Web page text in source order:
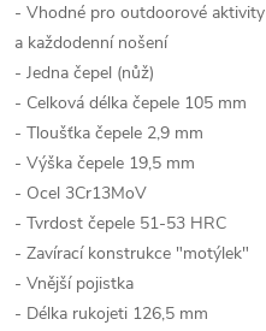
- Vhodné pro outdoorové aktivity
a každodenní nošení
- Jedna čepel (nůž)
- Celková délka čepele 105 mm
- Tloušťka čepele 2,9 mm
- Výška čepele 19,5 mm
- Ocel 3Cr13MoV
- Tvrdost čepele 51-53 HRC
- Zavírací konstrukce "motýlek"
- Vnější pojistka
- Délka rukojeti 126,5 mm